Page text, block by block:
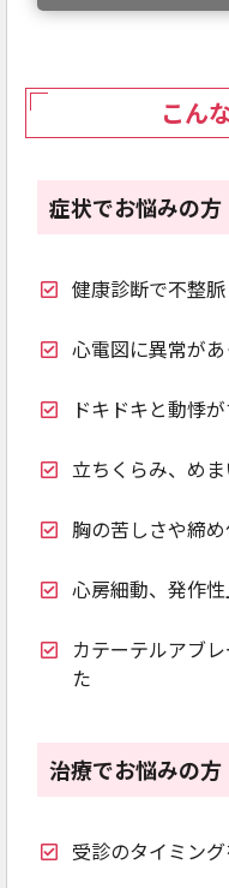
こん
症状でお悩みの方
健康診断で不整
心電図に異常が
ドキドキと動悸
立ちくらみ、め
胸の苦しさや締
心房細動、発作
カテーテルアブ
た
治療でお悩みの方
受診のタイミン